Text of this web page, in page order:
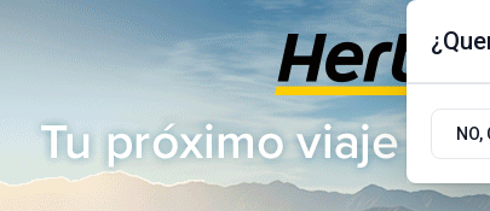
Viernes 7 de Agosto
de 2026
17.9ºc | Buenos Aires, AR
NO,